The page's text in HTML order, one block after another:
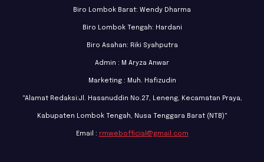
Biro Lombok Barat: Wendy Dharma
Biro Lombok Tengah: Hardani
Biro Asahan: Riki Syahputra
Admin : M Aryza Anwar
Marketing : Muh. Hafizudin
"Alamat Redaksi:Jl. Hasanuddin No.27, Leneng, Kecamatan Praya,
Kabupaten Lombok Tengah, Nusa Tenggara Barat (NTB)"
Email : rmwebofficial@gmail.com